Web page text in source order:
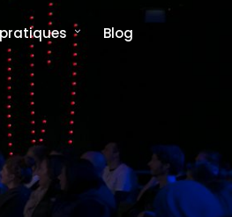
venir et où dormir ?
aux questions
Blog